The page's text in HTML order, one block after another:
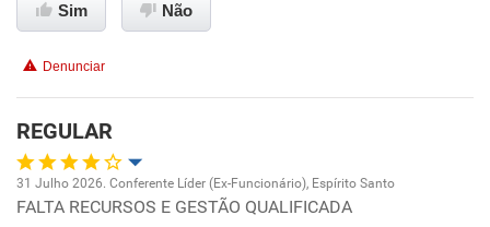
Conciliação com a vida familiar
Recomenda esta empresa
Recomenda a diretoria
Sim Não
Denunciar
REGULAR
Oportunidade de promoção
31 Julho 2026. Conferente Líder (Ex-Funcionário), Espírito Santo
FALTA RECURSOS E GESTÃO QUALIFICADA